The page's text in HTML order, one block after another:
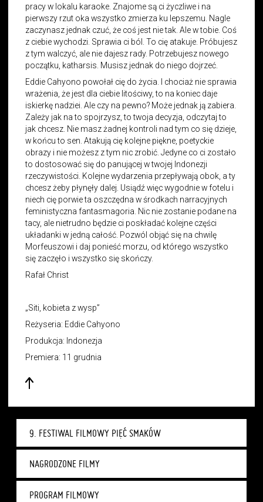
9. FESTIWAL FILMOWY PIĘĆ SMAKÓW
NAGRODZONE FILMY
PROGRAM FILMOWY
pracy w lokalu karaoke. Znajome są ci życzliwe i na
pierwszy rzut oka wszystko zmierza ku lepszemu. Nagle
zaczynasz jednak czuć, że coś jest nie tak. Ale w tobie. Coś
z ciebie wychodzi. Sprawia ci ból. To cię atakuje. Próbujesz
z tym walczyć, ale nie dajesz rady. Potrzebujesz nowego
początku, katharsis. Musisz jednak do niego dojrzeć.
Eddie Cahyono powołał cię do życia. I chociaż nie sprawia
wrażenia, że jest dla ciebie litościwy, to na koniec daje
iskierkę nadziei. Ale czy na pewno? Może jednak ją zabiera.
Zależy jak na to spojrzysz, to twoja decyzja, odczytaj to
jak chcesz. Nie masz żadnej kontroli nad tym co się dzieje,
w końcu to sen. Atakują cię kolejne piękne, poetyckie
obrazy i nie możesz z tym nic zrobić. Jedyne co ci zostało
to dostosować się do panującej w twojej Indonezji
rzeczywistości. Kolejne wydarzenia przepływają obok, a ty
chcesz żeby płynęły dalej. Usiądź więc wygodnie w fotelu i
niech cię porwie ta oszczędna w środkach narracyjnych
feministyczna fantasmagoria. Nic nie zostanie podane na
tacy, ale nietrudno będzie ci poskładać kolejne części
układanki w jedną całość. Pozwól objąć się na chwilę
Morfeuszowi i daj ponieść morzu, od którego wszystko
się zaczęło i wszystko się skończy.
Rafał Christ
„Siti, kobieta z wysp”
Reżyseria: Eddie Cahyono
Produkcja: Indonezja
Premiera: 11 grudnia